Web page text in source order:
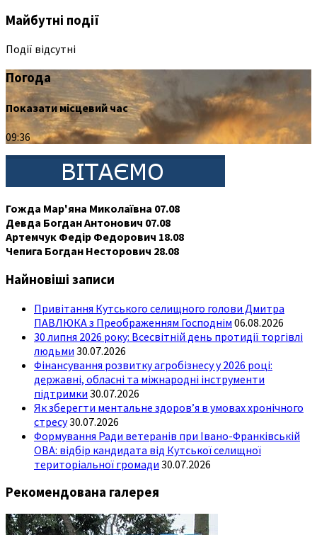
Майбутні події
Події відсутні
Погода
Показати місцевий час
09:36
Гожда Мар'яна Миколаївна 07.08
Девда Богдан Антонович 07.08
Артемчук Федір Федорович 18.08
Чепига Богдан Несторович 28.08
Найновіші записи
Привітання Кутського селищного голови Дмитра
ПАВЛЮКА з Преображенням Господнім 06.08.2026
30 липня 2026 року: Всесвітній день протидії торгівлі
людьми 30.07.2026
Фінансування розвитку агробізнесу у 2026 році:
державні, обласні та міжнародні інструменти
підтримки 30.07.2026
Як зберегти ментальне здоров’я в умовах хронічного
стресу30.07.2026
Формування Ради ветеранів при Івано-Франківській
ОВА: відбір кандидата від Кутської селищної
територіальної громади 30.07.2026
Рекомендована галерея